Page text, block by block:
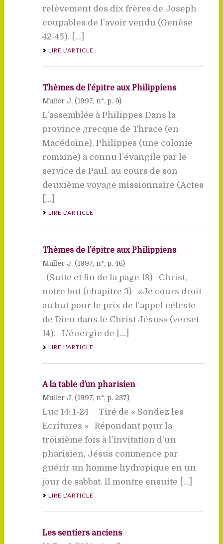
relèvement des dix frères de Joseph
coupables de l’avoir vendu (Genèse
42-45). [...]
LIRE L'ARTICLE
Thèmes de l’épître aux Philippiens
Muller J. (1997, n°, p. 9)
L’assemblée à Philippes Dans la
province grecque de Thrace (en
Macédoine), Philippes (une colonie
romaine) a connu l’évangile par le
service de Paul, au cours de son
deuxième voyage missionnaire (Actes
[...]
LIRE L'ARTICLE
Thèmes de l’épître aux Philippiens
Muller J. (1997, n°, p. 46)
(Suite et fin de la page 18) Christ,
notre but (chapitre 3) «Je cours droit
au but pour le prix de l’appel céleste
de Dieu dans le Christ Jésus» (verset
14). L’énergie de [...]
LIRE L'ARTICLE
A la table d’un pharisien
Muller J. (1997, n°, p. 237)
Luc 14: 1-24 Tiré de « Sondez les
Ecritures » Répondant pour la
troisième fois à l’invitation d’un
pharisien, Jésus commence par
guérir un homme hydropique en un
jour de sabbat. Il montre ensuite [...]
LIRE L'ARTICLE
Les sentiers anciens